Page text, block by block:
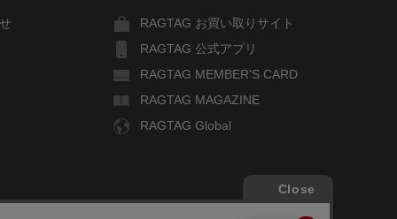
RAGTAG お買い取りサイト
RAGTAG 公式アプリ
RAGTAG MEMBER'S CARD
RAGTAG MAGAZINE
RAGTAG Global